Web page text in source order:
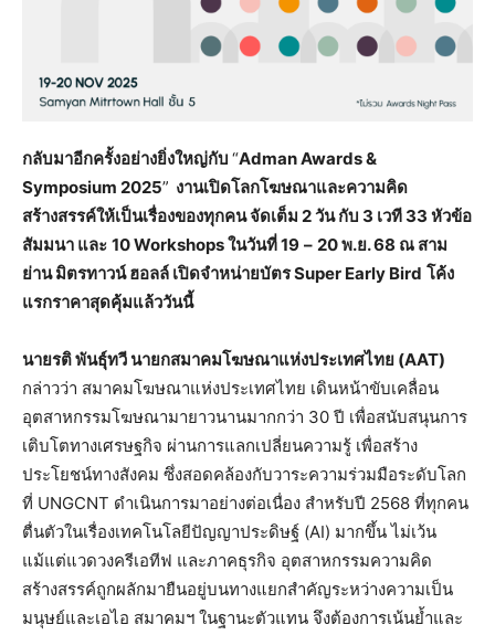
กลับมาอีกครั้งอย่างยิ่งใหญ่กับ “Adman Awards &
Symposium 2025” งานเปิดโลกโฆษณาและความคิด
สร้างสรรค์ให้เป็นเรื่องของทุกคน จัดเต็ม 2 วัน กับ 3 เวที 33 หัวข้อ
สัมมนา และ 10Workshopsในวันที่19 – 20พ.ย.68 ณ สาม
ย่าน มิตรทาวน์ ฮอลล์ เปิดจำหน่ายบัตรSuper Early Bird โค้ง
แรกราคาสุดคุ้มแล้ววันนี้
นายรติ พันธุ์ทวี นายกสมาคมโฆษณาแห่งประเทศไทย (AAT)
กล่าวว่า สมาคมโฆษณาแห่งประเทศไทย เดินหน้าขับเคลื่อน
อุตสาหกรรมโฆษณามายาวนานมากกว่า 30 ปี เพื่อสนับสนุนการ
เติบโตทางเศรษฐกิจ ผ่านการแลกเปลี่ยนความรู้ เพื่อสร้าง
ประโยชน์ทางสังคม ซึ่งสอดคล้องกับวาระความร่วมมือระดับโลก
ที่ UNGCNT ดำเนินการมาอย่างต่อเนื่อง สำหรับปี 2568 ที่ทุกคน
ตื่นตัวในเรื่องเทคโนโลยีปัญญาประดิษฐ์ (AI) มากขึ้น ไม่เว้น
แม้แต่แวดวงครีเอทีฟ และภาคธุรกิจ อุตสาหกรรมความคิด
สร้างสรรค์ถูกผลักมายืนอยู่บนทางแยกสำคัญระหว่างความเป็น
มนุษย์และเอไอ สมาคมฯ ในฐานะตัวแทน จึงต้องการเน้นย้ำและ